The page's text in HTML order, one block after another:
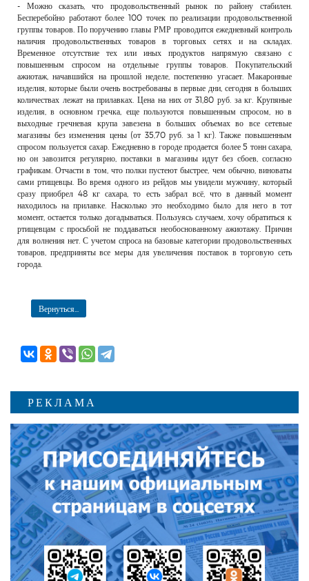
- Можно сказать, что продовольственный рынок по району стабилен.
Бесперебойно работают более 100 точек по реализации продовольственной
группы товаров. По поручению главы РМР проводится ежедневный контроль
наличия продовольственных товаров в торговых сетях и на складах.
Временное отсутствие тех или иных продуктов напрямую связано с
повышенным спросом на отдельные группы товаров. Покупательский
ажиотаж, начавшийся на прошлой неделе, постепенно угасает. Макаронные
изделия, которые были очень востребованы в первые дни, сегодня в больших
количествах лежат на прилавках. Цена на них от 31,80 руб. за кг. Крупяные
изделия, в основном гречка, еще пользуются повышенным спросом, но в
выходные гречневая крупа завезена в больших объемах во все сетевые
магазины без изменения цены (от 35,70 руб. за 1 кг). Также повышенным
спросом пользуется сахар. Ежедневно в городе продается более 5 тонн сахара,
но он завозится регулярно, поставки в магазины идут без сбоев, согласно
графикам. Отчасти в том, что полки пустеют быстрее, чем обычно, виноваты
сами ртищевцы. Во время одного из рейдов мы увидели мужчину, который
сразу приобрел 48 кг сахара, то есть забрал всё, что в данный момент
находилось на прилавке. Насколько это необходимо было для него в тот
момент, остается только догадываться. Пользуясь случаем, хочу обратиться к
ртищевцам с просьбой не поддаваться необоснованному ажиотажу. Причин
для волнения нет. С учетом спроса на базовые категории продовольственных
товаров, предприняты все меры для увеличения поставок в торговую сеть
города.
Вернуться...
РЕКЛАМА